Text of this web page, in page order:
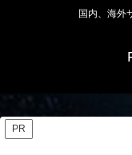
国内、海外
PR